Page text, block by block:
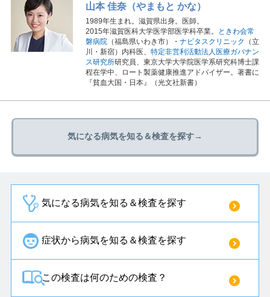
山本 佳奈（やまもと かな）
1989年生まれ。滋賀県出身。医師。
2015年滋賀医科大学医学部医学科卒業。
ときわ会常
磐病院（福島県いわき市）・ ナビタスクリニック
（立
川・新宿）内科医、 特定非営利活動法人医療ガバナン
ス研究所研究員、東京大学大学院医学系研究科博士課
程在学中、ロート製薬健康推進アドバイザー。著書に
『貧血大国・日本』（光文社新書）
気になる病気を知る＆検査を探す→
気になる病気を知る＆検査を探す
症状から病気を知る＆検査を探す
この検査は何のための検査？